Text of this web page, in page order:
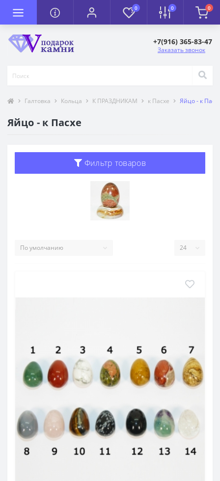
0 0 0
+7(916) 365-83-47
Заказать звонок
Галтовка Кольца К ПРАЗДНИКАМ к Пасхе Яйцо - к
Яйцо - к Пасхе
Фильтр товаров